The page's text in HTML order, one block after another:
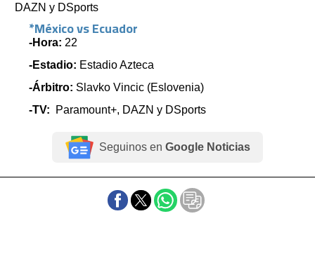
DAZN y DSports
*México vs Ecuador
-Hora: 22
-Estadio: Estadio Azteca
-Árbitro: Slavko Vincic (Eslovenia)
-TV: Paramount+, DAZN y DSports
Seguinos en Google Noticias